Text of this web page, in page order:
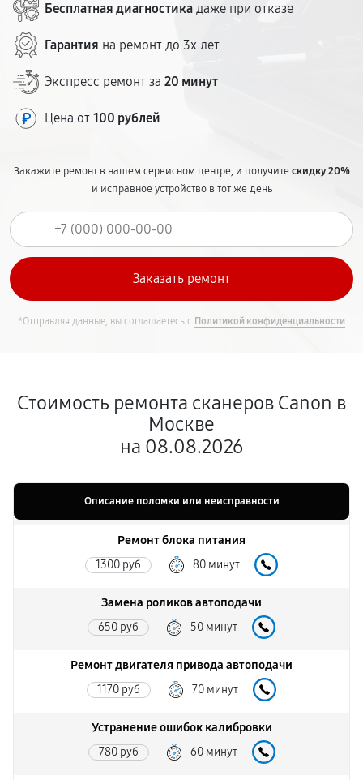
Бесплатная диагностика даже при отказе
Гарантия на ремонт до 3х лет
Экспресс ремонт за 20 минут
Цена от 100 рублей
Закажите ремонт в нашем сервисном центре, и получитескидку 20%
и исправное устройство в тот же день
*Отправляя данные, вы соглашаетесь с Политикой конфиденциальности
Стоимость ремонта сканеров Canon в
Москве
на 08.08.2026
Описание поломки или неисправности
Ремонт блока питания
1300 руб 80 минут
Замена роликов автоподачи
650 руб 50 минут
Ремонт двигателя привода автоподачи
1170 руб 70 минут
Устранение ошибок калибровки
780 руб 60 минут